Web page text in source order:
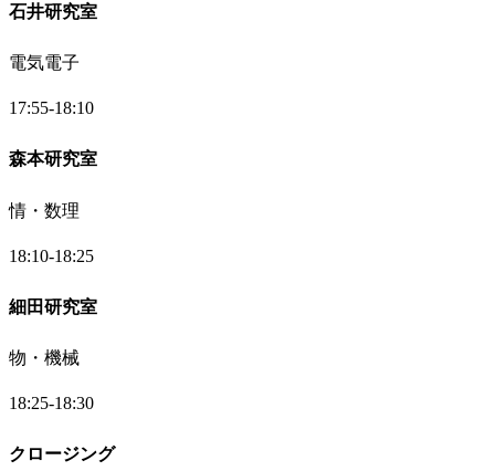
石井研究室
電気電子
17:55-18:10
森本研究室
情・数理
18:10-18:25
細田研究室
物・機械
18:25-18:30
クロージング